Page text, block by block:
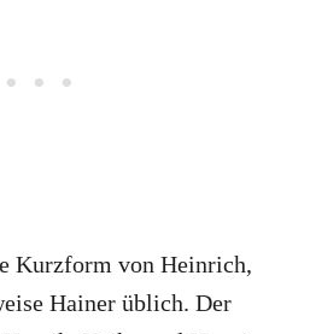
Kurzform von Heinrich,
Hainer üblich. Der